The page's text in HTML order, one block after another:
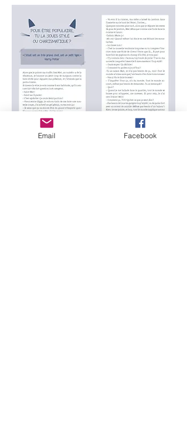
Email Facebook